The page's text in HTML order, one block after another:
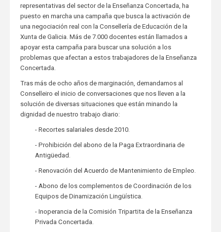
representativas del sector de la Enseñanza Concertada, ha
puesto en marcha una campaña que busca la activación de
una negociación real con la Consellería de Educación de la
Xunta de Galicia. Más de 7.000 docentes están llamados a
apoyar esta campaña para buscar una solución a los
problemas que afectan a estos trabajadores de la Enseñanza
Concertada.
Tras más de ocho años de marginación, demandamos al
Conselleiro el inicio de conversaciones que nos lleven a la
solución de diversas situaciones que están minando la
dignidad de nuestro trabajo diario:
- Recortes salariales desde 2010.
- Prohibición del abono de la Paga Extraordinaria de
Antigüedad.
- Renovación del Acuerdo de Mantenimiento de Empleo.
- Abono de los complementos de Coordinación de los
Equipos de Dinamización Lingüística.
- Inoperancia de la Comisión Tripartita de la Enseñanza
Privada Concertada.